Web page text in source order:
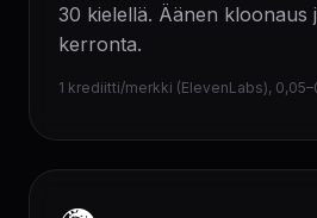
30 kielellä. Äänen kloonaus
kerronta.
1 krediitti/merkki (ElevenLabs),